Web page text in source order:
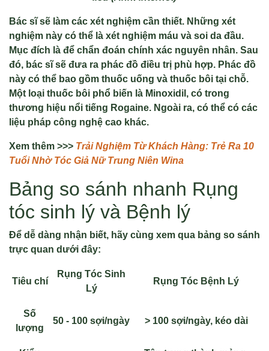
Bác sĩ sẽ làm các xét nghiệm cần thiết. Những xét
nghiệm này có thể là xét nghiệm máu và soi da đầu.
Mục đích là để chẩn đoán chính xác nguyên nhân. Sau
đó, bác sĩ sẽ đưa ra phác đồ điều trị phù hợp. Phác đồ
này có thể bao gồm thuốc uống và thuốc bôi tại chỗ.
Một loại thuốc bôi phổ biến là Minoxidil, có trong
thương hiệu nổi tiếng Rogaine. Ngoài ra, có thể có các
liệu pháp công nghệ cao khác.
Xem thêm >>> Trải Nghiệm Từ Khách Hàng: Trẻ Ra 10
Tuổi Nhờ Tóc Giả Nữ Trung Niên Wina
Bảng so sánh nhanh Rụng
tóc sinh lý và Bệnh lý
Để dễ dàng nhận biết, hãy cùng xem qua bảng so sánh
trực quan dưới đây:
Tiêu chí
Rụng Tóc Sinh
Lý
Rụng Tóc Bệnh Lý
Số
lượng
50 - 100 sợi/ngày > 100 sợi/ngày, kéo dài